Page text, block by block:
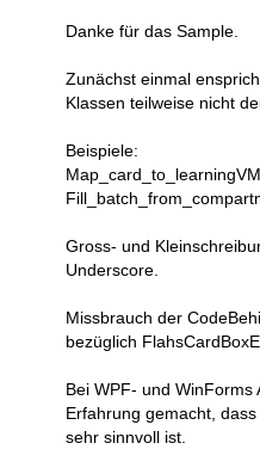
Danke für das Sample.
Zunächst einmal
Klassen teilweise nicht
Beispiele:
Map_card_to_learningVM
Gross- und
Underscore.
Missbrauch der
bezüglich
Bei WPF- und
Erfahrung gemacht,
sehr sinnvoll ist.